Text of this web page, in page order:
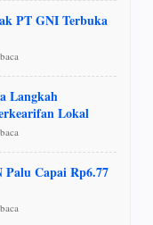
PT GNI Terbuka
Langkah
Lokal
Palu Capai Rp6.77